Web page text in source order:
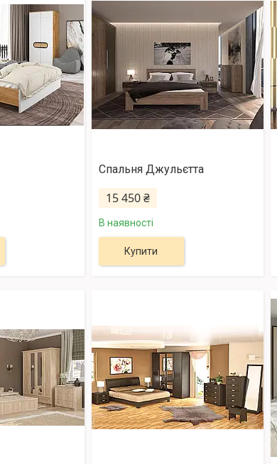
Спальня Джульєтта
15 450 ₴
В наявності
Купити